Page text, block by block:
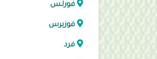
فورلس
فوزيرس
فرد